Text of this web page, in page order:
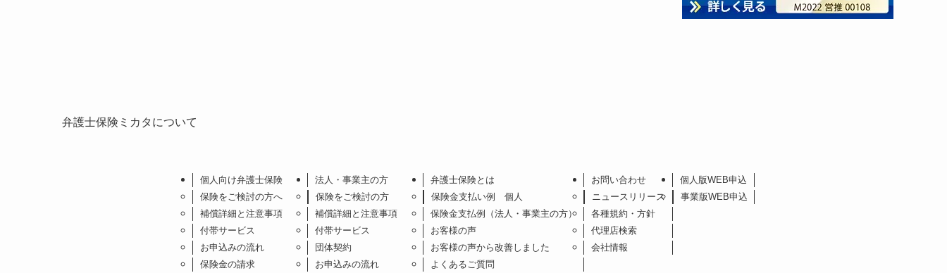
弁護士保険ミカタについて
個人向け弁護士保険
保険をご検討の方へ
補償詳細と注意事項
付帯サービス
お申込みの流れ
保険金の請求
法人・事業主の方
保険をご検討の方
補償詳細と注意事項
付帯サービス
団体契約
お申込みの流れ
弁護士保険とは
保険金支払い例 個人
保険金支払例（法人・事業主の方）
お客様の声
お客様の声から改善しました
よくあるご質問
お問い合わせ
ニュースリリース
各種規約・方針
代理店検索
会社情報
個人版WEB申込
事業版WEB申込